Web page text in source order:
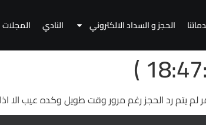
الحجز و السداد الالكتروني النادي المجلات
لم يتم رد الحجز رغم مرور وقت طويل وكده عيب الا